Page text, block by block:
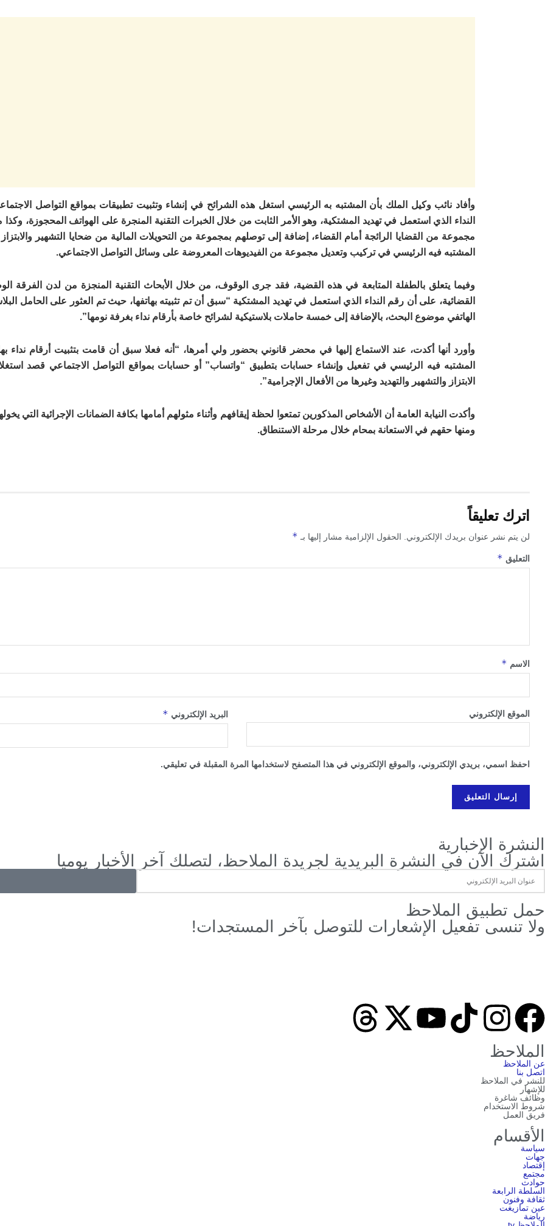
وأفاد نائب وكيل الملك بأن المشتبه به الرئيسي استغل هذه الشرائح في إنشاء وتثبيت تطبيقات بمواقع التواصل
النداء الذي استعمل في تهديد المشتكية، وهو الأمر الثابت من خلال الخبرات التقنية المنجرة على الهواتف المحجوزة، وكذا
مجموعة من القضايا الرائجة أمام القضاء، إضافة إلى توصلهم بمجموعة من التحويلات المالية من ضحايا التشهير
المشتبه فيه الرئيسي في تركيب وتعديل مجموعة من الفيديوهات المعروضة على وسائل التواصل الاجتماعي.
وفيما يتعلق بالطفلة المتابعة في هذه القضية، فقد جرى الوقوف، من خلال الأبحاث التقنية المنجزة من لدن الفرقة
القضائية، على أن رقم النداء الذي استعمل في تهديد المشتكية “سبق أن تم تثبيته بهاتفها، حيث تم العثور على الحامل
الهاتفي موضوع البحث، بالإضافة إلى خمسة حاملات بلاستيكية لشرائح خاصة بأرقام نداء بغرفة نومها”.
وأورد أنها أكدت، عند الاستماع إليها في محضر قانوني بحضور ولي أمرها، “أنه فعلا سبق أن قامت بتثبيت أرقام نداء
المشتبه فيه الرئيسي في تفعيل وإنشاء حسابات بتطبيق “واتساب” أو حسابات بمواقع التواصل الاجتماعي قصد
الابتزاز والتشهير والتهديد وغيرها من الأفعال الإجرامية”.
وأكدت النيابة العامة أن الأشخاص المذكورين تمتعوا لحظة إيقافهم وأثناء مثولهم أمامها بكافة الضمانات الإجرائية التي
ومنها حقهم في الاستعانة بمحام خلال مرحلة الاستنطاق.
اترك تعليقاً
لن يتم نشر عنوان بريدك الإلكتروني. الحقول الإلزامية مشار إليها بـ *
التعليق *
الاسم *
البريد الإلكتروني * الموقع الإلكتروني
احفظ اسمي، بريدي الإلكتروني، والموقع الإلكتروني في هذا المتصفح لاستخدامها المرة المقبلة في تعليقي.
النشرة الإخبارية
اشترك الآن في النشرة البريدية لجريدة الملاحظ، لتصلك آخر الأخبار يوميا
‫حمل تطبيق الملاحظ
ولا تنسى تفعيل الإشعارات للتوصل بآخر المستجدات!
الملاحظ
عن الملاحظ
اتصل بنا
للنشر في الملاحظ
للإشهار
وظائف شاغرة
شروط الاستخدام
فريق العمل
الأقسام
سياسة
جهات
إقتصاد
مجتمع
حوادث
السلطة الرابعة
ثقافة وفنون
عين تمازيغت
رياضة